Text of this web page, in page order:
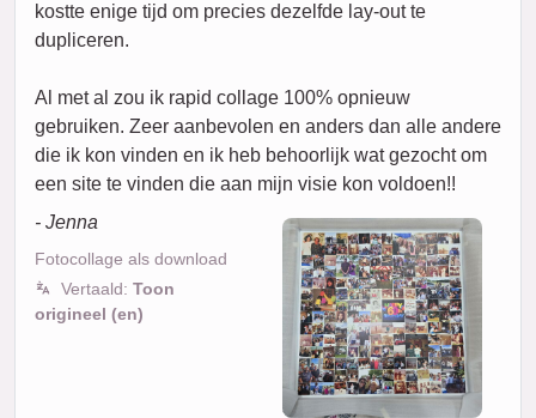
kostte enige tijd om precies dezelfde lay-out te
dupliceren.
Al met al zou ik rapid collage 100% opnieuw
gebruiken. Zeer aanbevolen en anders dan alle andere
die ik kon vinden en ik heb behoorlijk wat gezocht om
een site te vinden die aan mijn visie kon voldoen!!
- Jenna
Fotocollage als download
Vertaald: Toon
origineel (en)